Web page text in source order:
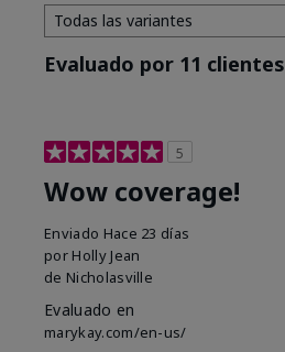
Evaluado por 11 clientes
5
Wow coverage!
Enviado Hace 23 días
por Holly Jean
de Nicholasville
Evaluado en
marykay.com/en-us/